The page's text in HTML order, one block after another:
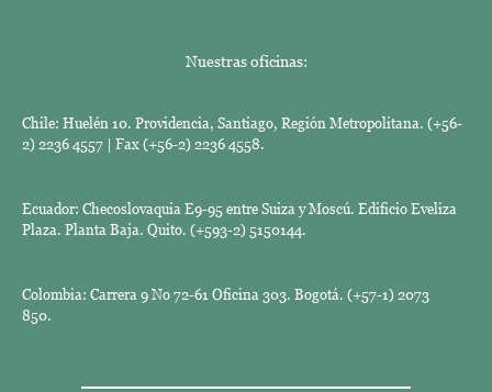
Nuestras oficinas:
Chile: Huelén 10. Providencia, Santiago, Región Metropolitana. (+56-
2) 2236 4557 | Fax (+56-2) 2236 4558.
Ecuador: Checoslovaquia E9-95 entre Suiza y Moscú. Edificio Eveliza
Plaza. Planta Baja. Quito. (+593-2) 5150144.
Colombia: Carrera 9 No 72-61 Oficina 303. Bogotá. (+57-1) 2073
850.